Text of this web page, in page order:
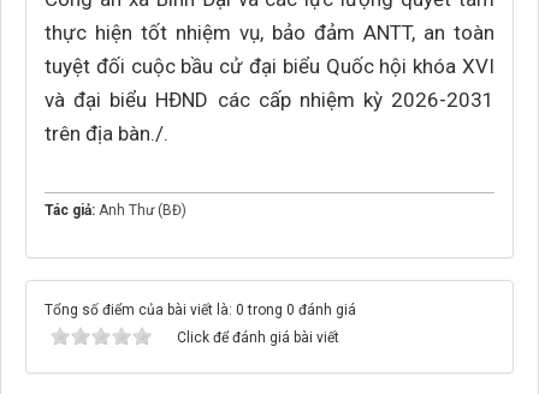
thực hiện tốt nhiệm vụ, bảo đảm ANTT, an toàn
tuyệt đối cuộc bầu cử đại biểu Quốc hội khóa XVI
và đại biểu HĐND các cấp nhiệm kỳ 2026-2031
trên địa bàn./.
Tác giả: Anh Thư (BĐ)
Tổng số điểm của bài viết là: 0 trong 0 đánh giá
Click để đánh giá bài viết